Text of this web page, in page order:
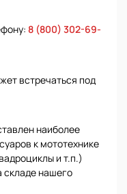
8 (800) 302-69-
встречаться под
наиболее
к мототехнике
и т.п.)
складе нашего